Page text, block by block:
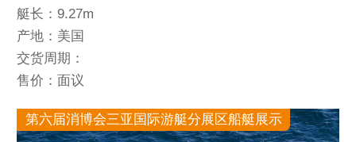
艇长：9.27m
产地：美国
交货周期：
售价：面议
第六届消博会三亚国际游艇分展区船艇展示